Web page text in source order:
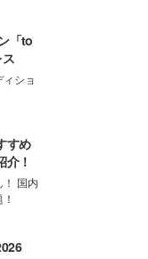
「to
ショ
すめ
介！
国内